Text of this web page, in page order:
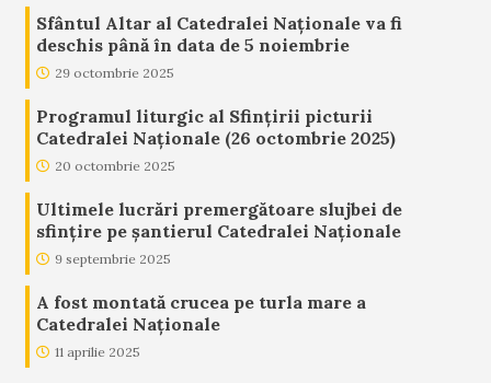
Sfântul Altar al Catedralei Naționale va fi
deschis până în data de 5 noiembrie
29 octombrie 2025
Programul liturgic al Sfințirii picturii
Catedralei Naționale (26 octombrie 2025)
20 octombrie 2025
Ultimele lucrări premergătoare slujbei de
sfințire pe șantierul Catedralei Naționale
9 septembrie 2025
A fost montată crucea pe turla mare a
Catedralei Naționale
11 aprilie 2025